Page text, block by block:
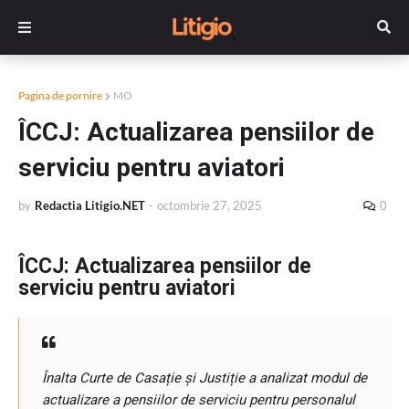
Pagina de pornire MO
ÎCCJ: Actualizarea pensiilor de
serviciu pentru aviatori
by Redactia Litigio.NET - octombrie 27, 2025 0
ÎCCJ: Actualizarea pensiilor de
serviciu pentru aviatori
Înalta Curte de Casație și Justiție a analizat modul de
actualizare a pensiilor de serviciu pentru personalul